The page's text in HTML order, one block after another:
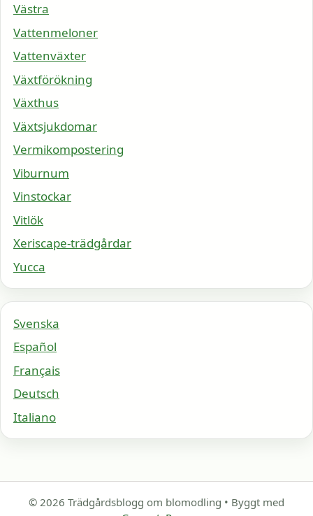
Västra
Vattenmeloner
Vattenväxter
Växtförökning
Växthus
Växtsjukdomar
Vermikompostering
Viburnum
Vinstockar
Vitlök
Xeriscape-trädgårdar
Yucca
Svenska
Español
Français
Deutsch
Italiano
© 2026 Trädgårdsblogg om blomodling • Byggt med